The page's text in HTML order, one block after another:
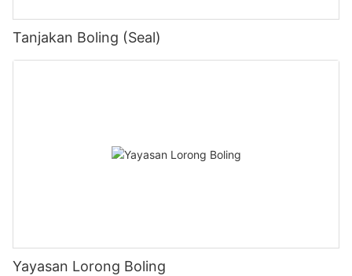
Tanjakan Boling (Seal)
Yayasan Lorong Boling